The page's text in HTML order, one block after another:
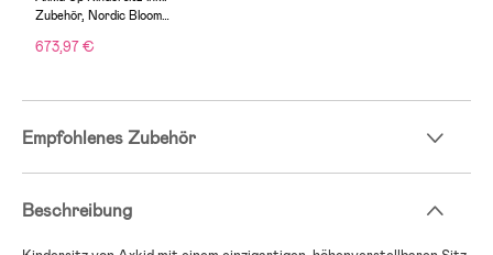
Zubehör, Nordic Bloom
673,97 €
Empfohlenes Zubehör
Beschreibung